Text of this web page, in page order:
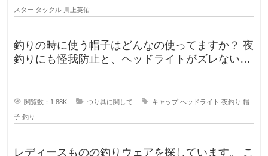
スター タックル 川上英佑
釣りの時に使う帽子はどんなの使ってますか？ 夜
釣りにも怪我防止と、ヘッドライトがズレないよ
閲覧数：1.88K つり具に関して キャップ ヘッドライト 夜釣り 帽
子 釣り
レディースものの釣りウェアを探しています。 こ